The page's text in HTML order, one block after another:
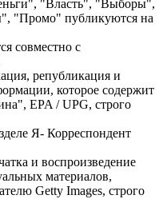
"Власть", "Выборы",
"Промо" публикуются на
совместно с
републикация и
которое содержит
EPA / UPG, строго
Я- Корреспондент
и воспроизведение
материалов,
Getty Images, строго